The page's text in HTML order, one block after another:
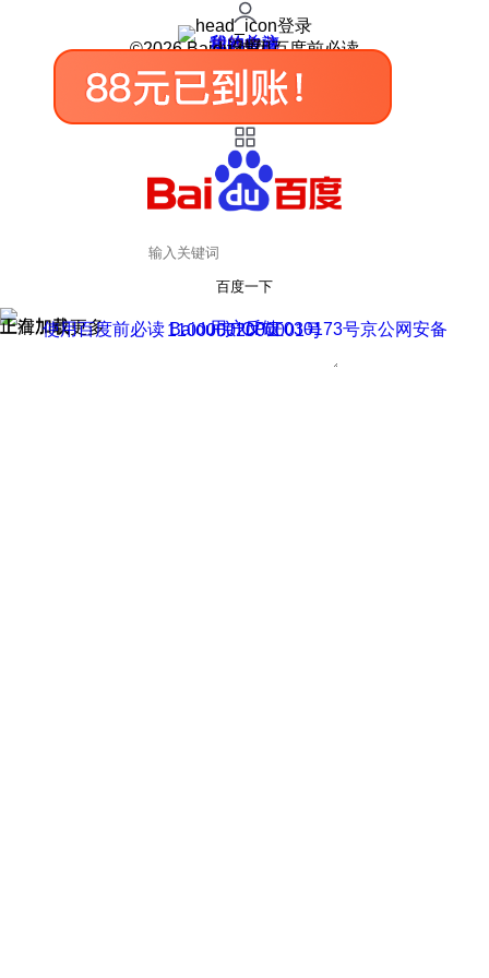
登录
我的关注
我的收藏
皮肤中心
用户反馈
设置
©2026 Baidu 使用百度前必读
百度一下
正在加载
上滑加载更多 用户反馈
使用百度前必读 Baidu 京ICP证030173号
京公网安备11000002000001号